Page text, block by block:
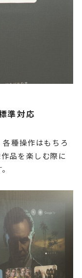
準対応
種操作はもちろ
品を楽しむ際に